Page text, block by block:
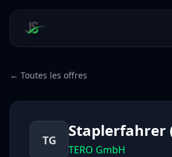
← Toutes les offres
TG Staplerfahrer
TERO GmbH